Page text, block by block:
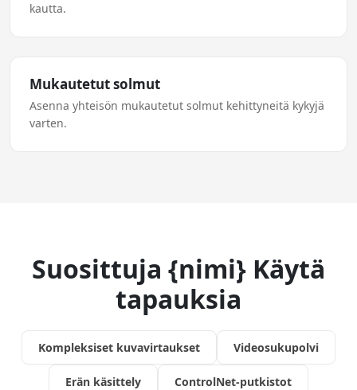
kautta.
Mukautetut solmut
Asenna yhteisön mukautetut solmut kehittyneitä kykyjä
varten.
Suosittuja {nimi} Käytä
tapauksia
Kompleksiset kuvavirtaukset Videosukupolvi
Erän käsittely ControlNet-putkistot